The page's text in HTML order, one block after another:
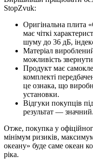
StopZvuk:
Оригінальна плита
має чіткі
шуму до 36 дБ,
Матеріал
можливість
Продукт має
комплекті
це ознака, що
установки.
Відгуки покупців
результат — значний.
Отже, покупка у
мінімум ризиків,
океану» буде саме океан
ріка.